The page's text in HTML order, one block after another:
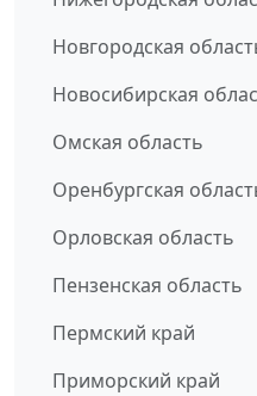
Новгородская
Новосибирская
Омская область
Оренбургская
Орловская область
Пензенская область
Пермский край
Приморский край